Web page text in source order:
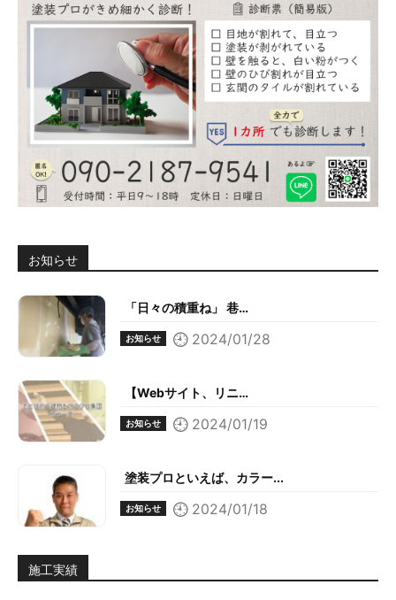
お知らせ
「日々の積重ね」 巷…
お知らせ 2024/01/28
【Webサイト、リニ…
お知らせ 2024/01/19
塗装プロといえば、カラー...
お知らせ 2024/01/18
施工実績